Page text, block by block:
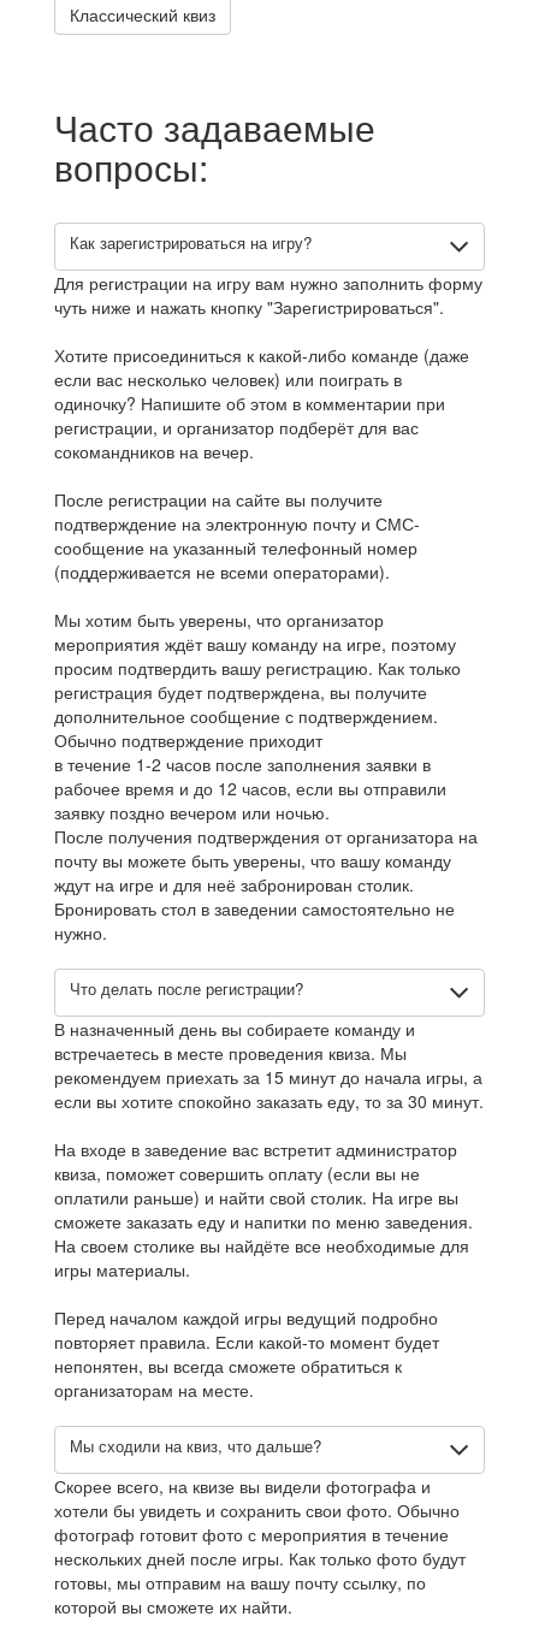
Классический квиз
Часто задаваемые
вопросы:
Как зарегистрироваться на игру?
Для регистрации на игру вам нужно заполнить форму
чуть ниже и нажать кнопку "Зарегистрироваться".
Хотите присоединиться к какой-либо команде (даже
если вас несколько человек) или поиграть в
одиночку? Напишите об этом в комментарии при
регистрации, и организатор подберёт для вас
сокомандников на вечер.
После регистрации на сайте вы получите
подтверждение на электронную почту и СМС-
сообщение на указанный телефонный номер
(поддерживается не всеми операторами).
Мы хотим быть уверены, что организатор
мероприятия ждёт вашу команду на игре, поэтому
просим подтвердить вашу регистрацию. Как только
регистрация будет подтверждена, вы получите
дополнительное сообщение с подтверждением.
Обычно подтверждение приходит
в течение 1-2 часов после заполнения заявки в
рабочее время и до 12 часов, если вы отправили
заявку поздно вечером или ночью.
После получения подтверждения от организатора на
почту вы можете быть уверены, что вашу команду
ждут на игре и для неё забронирован столик.
Бронировать стол в заведении самостоятельно не
нужно.
Что делать после регистрации?
В назначенный день вы собираете команду и
встречаетесь в месте проведения квиза. Мы
рекомендуем приехать за 15 минут до начала игры, а
если вы хотите спокойно заказать еду, то за 30 минут.
На входе в заведение вас встретит администратор
квиза, поможет совершить оплату (если вы не
оплатили раньше) и найти свой столик. На игре вы
сможете заказать еду и напитки по меню заведения.
На своем столике вы найдёте все необходимые для
игры материалы.
Перед началом каждой игры ведущий подробно
повторяет правила. Если какой-то момент будет
непонятен, вы всегда сможете обратиться к
организаторам на месте.
Мы сходили на квиз, что дальше?
Скорее всего, на квизе вы видели фотографа и
хотели бы увидеть и сохранить свои фото. Обычно
фотограф готовит фото с мероприятия в течение
нескольких дней после игры. Как только фото будут
готовы, мы отправим на вашу почту ссылку, по
которой вы сможете их найти.